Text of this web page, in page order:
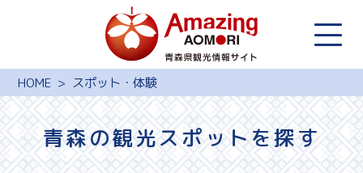
HOME スポット・体験
青森の観光スポットを探す